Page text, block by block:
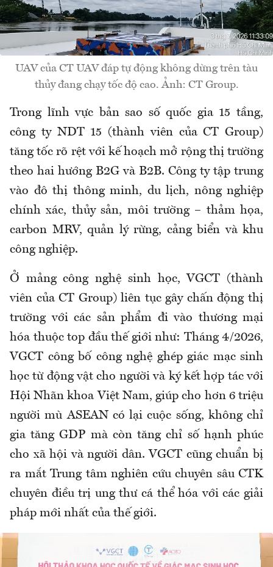
UAV của CT UAV đáp tự động không dừng trên tàu
thủy đang chạy tốc độ cao. Ảnh: CT Group.
Trong lĩnh vực bản sao số quốc gia 15 tầng,
công ty NDT 15 (thành viên của CT Group)
tăng tốc rõ rệt với kế hoạch mở rộng thị trường
theo hai hướng B2G và B2B. Công ty tập trung
vào đô thị thông minh, du lịch, nông nghiệp
chính xác, thủy sản, môi trường – thảm họa,
carbon MRV, quản lý rừng, cảng biển và khu
công nghiệp.
Ở mảng công nghệ sinh học, VGCT (thành
viên của CT Group) liên tục gây chấn động thị
trường với các sản phẩm đi vào thương mại
hóa thuộc top đầu thế giới như: Tháng 4/2026,
VGCT công bố công nghệ ghép giác mạc sinh
học từ động vật cho người và ký kết hợp tác với
Hội Nhãn khoa Việt Nam, giúp cho hơn 6 triệu
người mù ASEAN có lại cuộc sống, không chỉ
gia tăng GDP mà còn tăng chỉ số hạnh phúc
cho xã hội và người dân. VGCT cũng chuẩn bị
ra mắt Trung tâm nghiên cứu chuyên sâu CTK
chuyên điều trị ung thư cá thể hóa với các giải
pháp mới nhất của thế giới.